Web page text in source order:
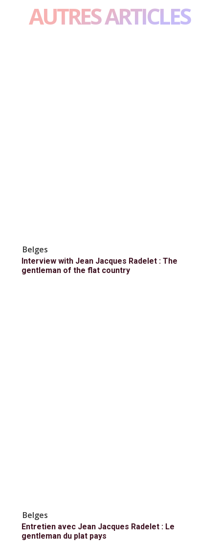
AUTRES ARTICLES
Belges
Interview with Jean Jacques Radelet : The
gentleman of the flat country
Belges
Entretien avec Jean Jacques Radelet : Le
gentleman du plat pays